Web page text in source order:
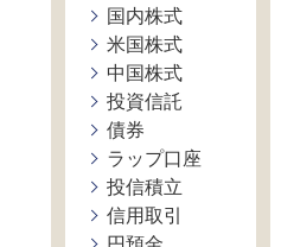
国内株式
米国株式
中国株式
投資信託
債券
ラップ口座
投信積立
信用取引